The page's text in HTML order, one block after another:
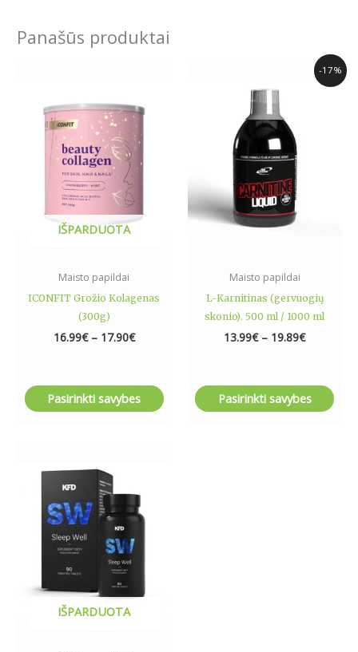
Panašūs produktai
IŠPARDUOTA
Maisto papildai
ICONFIT Grožio Kolagenas
(300g)
16.99€ – 17.90€
through
17.90€
Pasirinkti savybes
has
multiple
variants.
The
options
may
be
chosen
product
page
-17%
Maisto papildai
L-Karnitinas (gervuogių
skonio). 500 ml / 1000 ml
13.99€ – 19.89€
Price
range:
13.99€
Pasirinkti savybes
product
has
multiple
variants.
The
options
may
be
chosen
product
page
IŠPARDUOTA